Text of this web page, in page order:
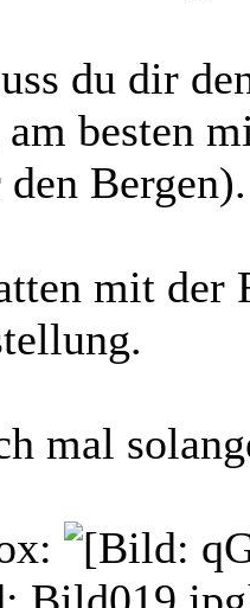
du dir
besten
Bergen).
mit der
mal